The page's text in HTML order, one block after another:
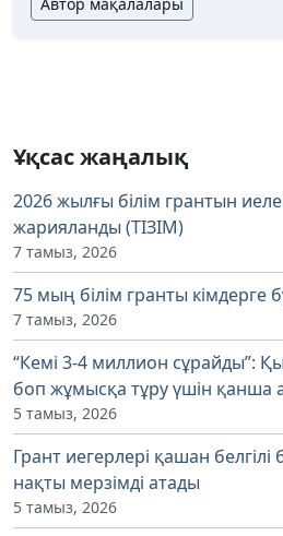
Ұқсас жаңалық
2026 жылғы білім грантын
жарияланды (ТІЗІМ)
7 тамыз, 2026
75 мың білім гранты кімдерге
7 тамыз, 2026
“Кемі 3-4 миллион сұрайды”:
боп жұмысқа тұру үшін қанша
5 тамыз, 2026
Грант иегерлері қашан
нақты мерзімді атады
5 тамыз, 2026